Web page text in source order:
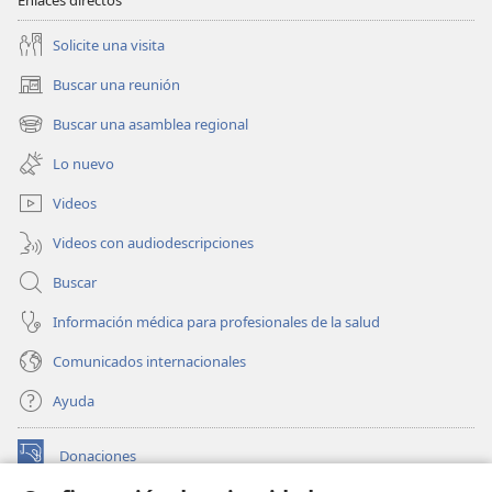
Solicite una visita
Buscar una reunión
(abre
una
nueva
ventana)
Buscar una asamblea regional
(abre
una
nueva
ventana)
Lo nuevo
Videos
Videos con audiodescripciones
Buscar
Información médica para profesionales de la salud
Comunicados internacionales
Ayuda
Donaciones
(abre